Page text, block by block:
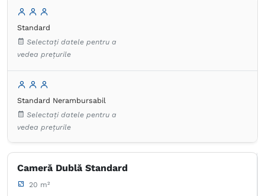
Fier de călcat
TV cu ecran plat
Hârtie igienică
Papuci de casă
Frigider
Ustensile de bucătărie Plită de gătit
Masă
Produse de curățenie
Pardoseală de gresie/marmură
Standard
Selectați datele pentru a
vedea prețurile
Standard Nerambursabil
Selectați datele pentru a
vedea prețurile
Cameră Dublă Standard
20 m²